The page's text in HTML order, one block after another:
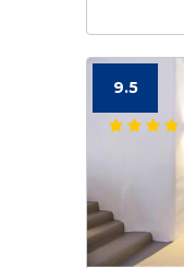
9.5